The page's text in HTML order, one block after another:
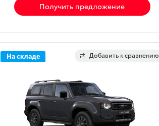
Получить предложение
Добавить к сравнению
На складе